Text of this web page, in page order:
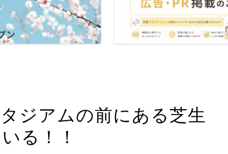
ジアムの前にある芝生
る！！